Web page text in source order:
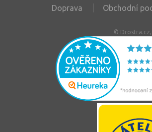
Doprava Obchodní
© Drostra.cz,